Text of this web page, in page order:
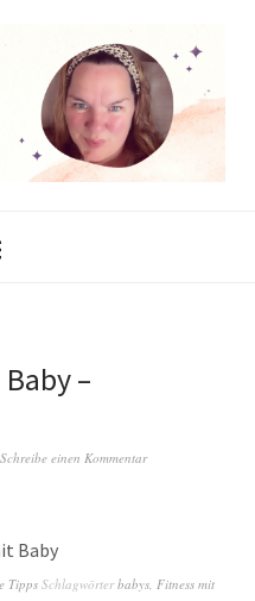
–
Schreibe einen Kommentar
Baby
Tipps Schlagwörterbabys Fitness mit